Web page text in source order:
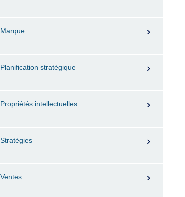
Marque
Planification stratégique
Propriétés intellectuelles
Stratégies
Ventes